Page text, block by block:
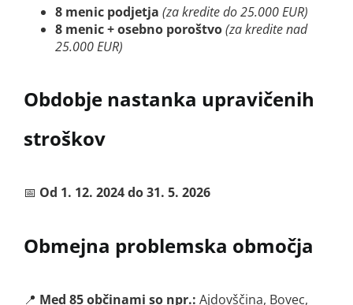
8 menic podjetja (za kredite do 25.000 EUR)
8 menic + osebno poroštvo(za kredite nad
25.000 EUR)
Obdobje nastanka upravičenih
stroškov
📅 Od 1. 12. 2024 do 31. 5. 2026
Obmejna problemska območja
📍 Med 85 občinami so npr.: Ajdovščina, Bovec,